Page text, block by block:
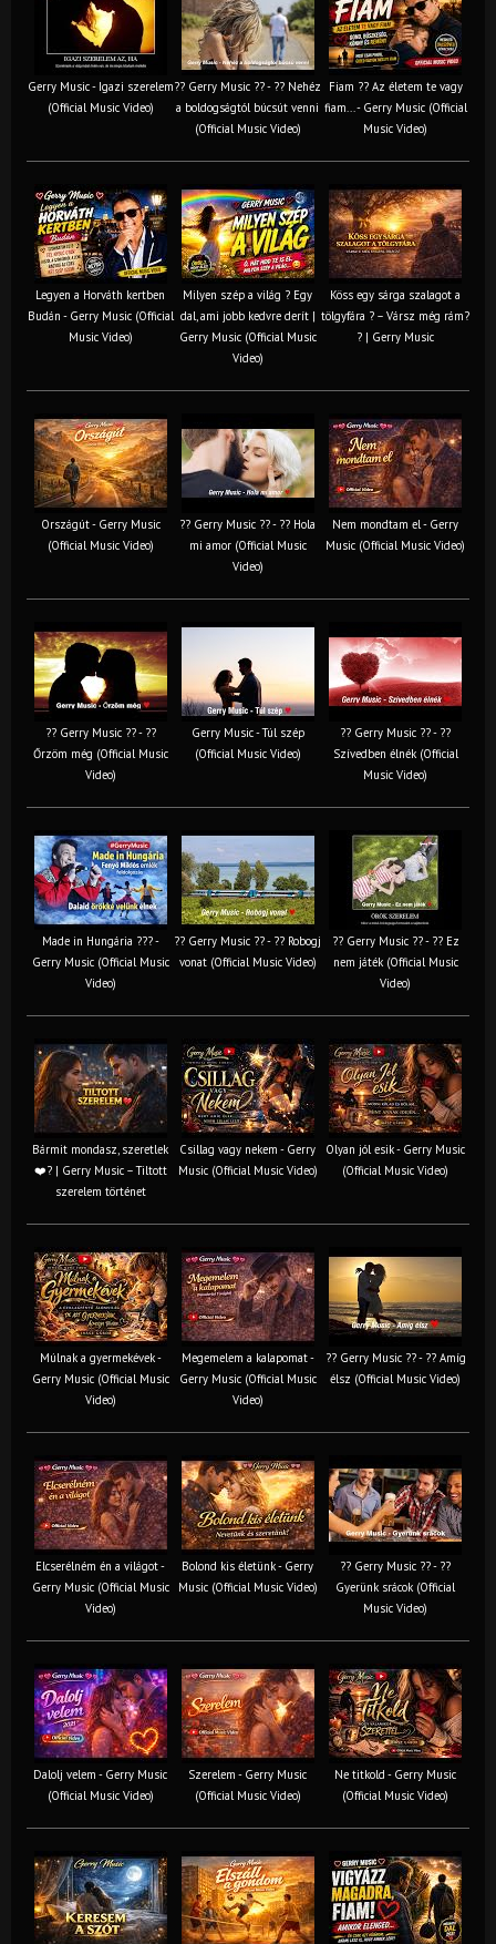
Gerry Music - Igazi szerelem
(Official Music Video)
?? Gerry Music ?? - ?? Nehéz
a boldogságtól búcsút venni
(Official Music Video)
Fiam ?‍? Az életem te vagy
fiam... - Gerry Music (Official
Music Video)
Legyen a Horváth kertben
Budán - Gerry Music (Official
Music Video)
Milyen szép a világ ? Egy
dal, ami jobb kedvre derít |
Gerry Music (Official Music
Video)
Köss egy sárga szalagot a
tölgyfára ?️ – Vársz még rám?
? | Gerry Music
Országút - Gerry Music
(Official Music Video)
?? Gerry Music ?? - ?? Hola
mi amor (Official Music
Video)
Nem mondtam el - Gerry
Music (Official Music Video)
?? Gerry Music ?? - ??
Őrzöm még (Official Music
Video)
Gerry Music - Túl szép
(Official Music Video)
?? Gerry Music ?? - ??
Szívedben élnék (Official
Music Video)
Made in Hungária ??? -
Gerry Music (Official Music
Video)
?? Gerry Music ?? - ?? Robogj
vonat (Official Music Video)
?? Gerry Music ?? - ?? Ez
nem játék (Official Music
Video)
Bármit mondasz, szeretlek
❤️‍? | Gerry Music – Tiltott
szerelem történet
Csillag vagy nekem - Gerry
Music (Official Music Video)
Olyan jól esik - Gerry Music
(Official Music Video)
Múlnak a gyermekévek -
Gerry Music (Official Music
Video)
Megemelem a kalapomat -
Gerry Music (Official Music
Video)
?? Gerry Music ?? - ?? Amíg
élsz (Official Music Video)
Elcserélném én a világot -
Gerry Music (Official Music
Video)
Bolond kis életünk - Gerry
Music (Official Music Video)
?? Gerry Music ?? - ??
Gyerünk srácok (Official
Music Video)
Dalolj velem - Gerry Music
(Official Music Video)
Szerelem - Gerry Music
(Official Music Video)
Ne titkold - Gerry Music
(Official Music Video)